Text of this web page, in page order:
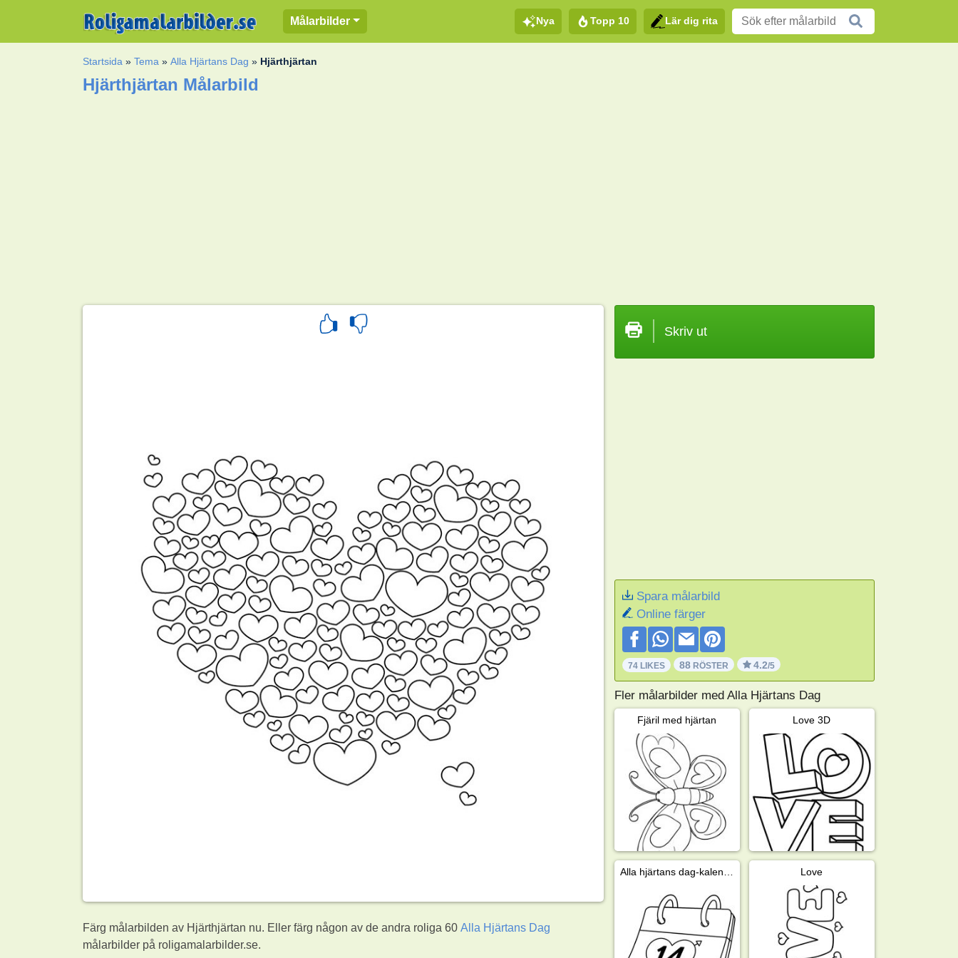
Målarbilder Nya Topp 10 Lär dig rita
Startsida »Tema »Alla Hjärtans Dag » Hjärthjärtan
Hjärthjärtan Målarbild
Färg målarbilden av Hjärthjärtan nu. Eller färg någon av de andra roliga 60Alla Hjärtans Dag
målarbilder på roligamalarbilder.se.
Skriv ut
Spara målarbild
Online färger
74 LIKES 88RÖSTER 4.2/5
Fler målarbilder med Alla Hjärtans Dag
Fjäril med hjärtan Love 3D
Love